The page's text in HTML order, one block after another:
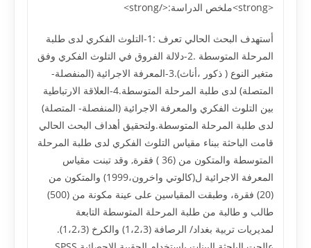
<strong>ملخص الدراسة:</strong>
أستهدف البحث الحالي تعرف :1-التلوث الفكري لدى طلبة
المرحلة المتوسطة .2-دلالة الفروق في التلوث الفكري وفق
متغير النوع ( ذكور ،أناث).3-المعرفة الاجرائية (المنفصلة-
المتصلة) لدى طلبة المرحلة المتوسطة.4-العلاقة الارتباطية
بين التلوث الفكري والمعرفة الاجرائية (المنفصلة- المتصلة)
لدى طلبة المرحلة المتوسطة.ولتحقيق أهداف البحث الحالي
قامت الباحثة ببناء مقياس التلوث الفكري لدى طلبة المرحلة
المتوسطة والمتكون من (36 ) فقرة, وقد تبنت مقياس
المعرفة الاجرائية ل(كالوتي واخرون،1999) والمتكون من
(20) فقرة، وطبقت المقياسين على عينة مكونة من (500)
طالب و طالبة من طلبة المرحلة المتوسطة التابعة
لمديريات تربية بغداد/ الرصافة (1،2،3) والكرخ (1،2،3).